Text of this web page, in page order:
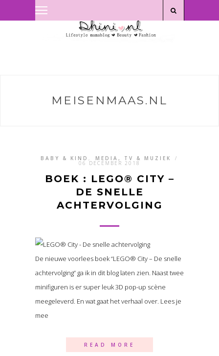
MEISENMAAS.NL
BABY & KIND , MEDIA, TV & MUZIEK /
06 DECEMBER 2018
BOEK : LEGO® CITY –
DE SNELLE
ACHTERVOLGING
De nieuwe voorlees boek “LEGO® City – De snelle
achtervolging” ga ik in dit blog laten zien. Naast twee
minifiguren is er super leuk 3D pop-up scène
meegeleverd. En wat gaat het verhaal over. Lees je
mee
READ MORE